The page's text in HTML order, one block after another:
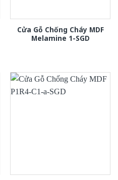
Cửa Gỗ Chống Cháy MDF
Melamine 1-SGD